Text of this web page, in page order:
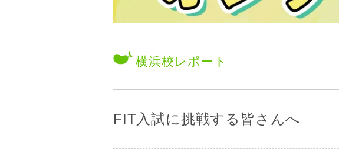
横浜校レポート
FIT入試に挑戦する皆さんへ